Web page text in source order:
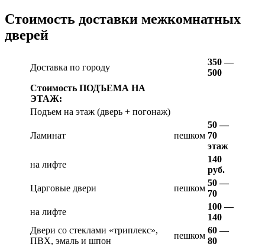
Стоимость доставки межкомнатных
дверей
Доставка по городу
350 —
500
Стоимость ПОДЪЕМА НА
ЭТАЖ:
Подъем на этаж (дверь + погонаж)
Ламинат пешком
50 —
70
этаж
на лифте
140
руб.
Царговые двери
пешком
50 —
70
на лифте
100 —
140
Двери со стеклами «триплекс»,
ПВХ, эмаль и шпон
пешком
60 —
80